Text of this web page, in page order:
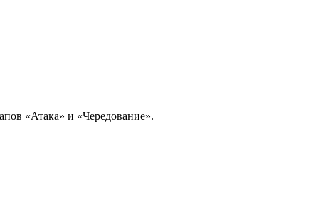
«Атака» и «Чередование».